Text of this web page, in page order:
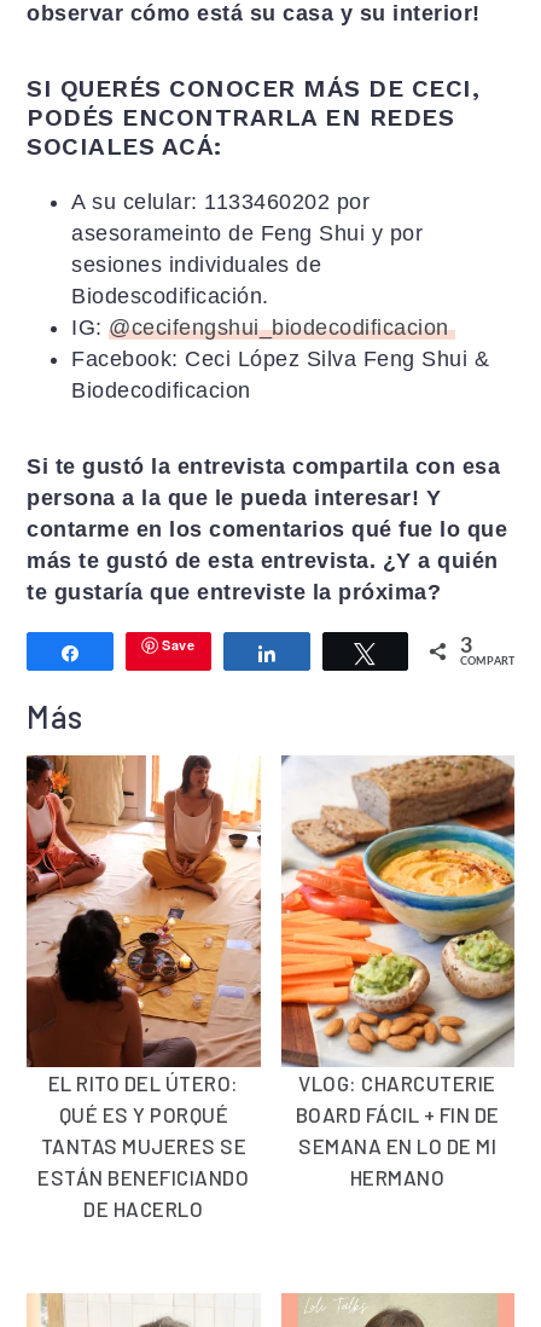
observar cómo está su casa y su interior!
SI QUERÉS CONOCER MÁS DE CECI,
PODÉS ENCONTRARLA EN REDES
SOCIALES ACÁ:
A su celular: 1133460202 por
asesorameinto de Feng Shui y por
sesiones individuales de
Biodescodificación.
IG:@cecifengshui_biodecodificacion
Facebook: Ceci López Silva Feng Shui &
Biodecodificacion
Si te gustó la entrevista compartila con esa
persona a la que le pueda interesar! Y
contarme en los comentarios qué fue lo que
más te gustó de esta entrevista. ¿Y a quién
te gustaría que entreviste la próxima?
CompartirSave Compartir Twittear 3
COMPARTIR
Más
EL RITO DEL ÚTERO:
QUÉ ES Y PORQUÉ
TANTAS MUJERES SE
ESTÁN BENEFICIANDO
DE HACERLO
VLOG: CHARCUTERIE
BOARD FÁCIL + FIN DE
SEMANA EN LO DE MI
HERMANO